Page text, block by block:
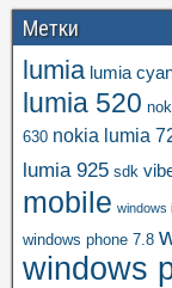
Метки
lumia lumia
lumia 520
630 nokia lumia
lumia 925 sdk
mobile windows
windows phone 7.8
windows